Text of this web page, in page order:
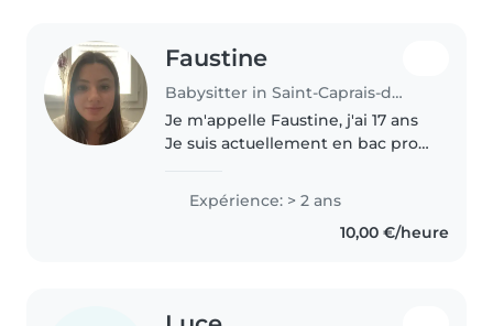
Faustine
Babysitter in Saint-Caprais-de-Bordeaux
Je m'appelle Faustine, j'ai 17 ans
Je suis actuellement en bac pro
auprès d'enfants, j'ai toujours su
que c'était ce domaine là qui
Expérience: > 2 ans
10,00 €/heure